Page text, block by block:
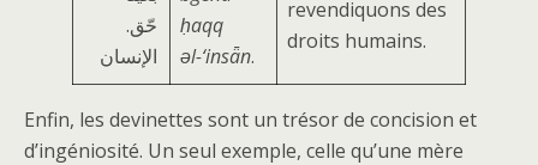
.حّق
الإنسان
ḥaqq
ǝl-‘insǟn.
revendiquons des
droits humains.
Enfin, les devinettes sont un trésor de concision et
d’ingéniosité. Un seul exemple, celle qu’une mère